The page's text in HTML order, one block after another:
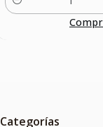
Cantidad
Categorías